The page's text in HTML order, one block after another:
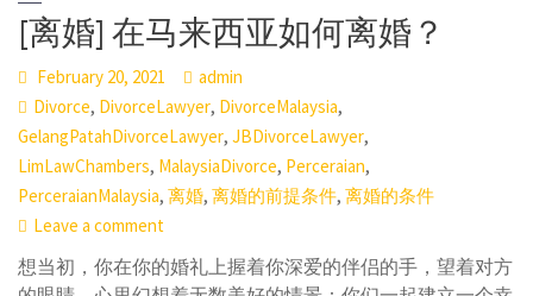
[离婚] 在马来西亚如何离婚？
February 20, 2021
admin
Divorce, DivorceLawyer, DivorceMalaysia,
GelangPatahDivorceLawyer,JBDivorceLawyer,
LimLawChambers, MalaysiaDivorce, Perceraian,
PerceraianMalaysia,离婚,离婚的前提条件,离婚的条件
Leave a comment
想当初，你在你的婚礼上握着你深爱的伴侣的手，望着对方